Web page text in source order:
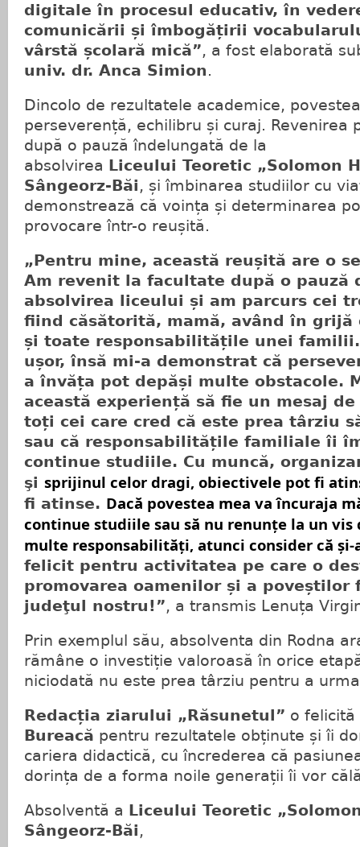
digitale în procesul educativ, în
comunicării și îmbogățirii
vârstă școlară mică”, a fost elaborată
univ. dr. Anca Simion.
Dincolo de rezultatele academice,
perseverență, echilibru și curaj. Revenirea
după o pauză îndelungată de la
absolvirea
Liceului Teoretic „Solomon
Sângeorz-Băi, și îmbinarea studiilor cu
demonstrează că voința și determinarea
provocare într-o reușită.
„Pentru mine, această reușită are o
Am revenit la facultate după o pauză
absolvirea liceului și am parcurs cei
fiind căsătorită, mamă, având în grijă
și toate responsabilitățile unei
ușor, însă mi-a demonstrat că
a învăța pot depăși multe obstacole.
această experiență să fie un mesaj
toți cei care cred că este prea târziu
sau că responsabilitățile familiale îi
continue studiile. Cu muncă,
şi sprijinul celor dragi, obiectivele pot fi
fi atinse. Dacă povestea mea va încuraja
continue studiile sau să nu renunțe la un vis
multe responsabilități, atunci consider că
felicit pentru activitatea pe care o
promovarea oamenilor și a poveștilor
judeţul nostru!”, a transmis Lenuța
Prin exemplul său, absolventa din Rodna
rămâne o investiție valoroasă în orice
niciodată nu este prea târziu pentru a
Redacția ziarului „Răsunetul” o
Bureacă pentru rezultatele obținute și îi
cariera didactică, cu încrederea că
dorința de a forma noile generații îi vor
Absolventă a
Liceului Teoretic
Sângeorz-Băi,